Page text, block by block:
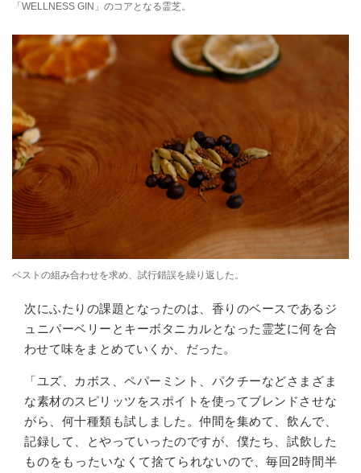
「WELLNESS GIN」のコアとなる霊芝。
ベストの組み合わせを求め、試行錯誤を繰り返した。
次にふたりの課題となったのは、香りのベースであるジ
ュニパーベリーとキーボタニカルとなった霊芝に何を合
わせて味をまとめていくか、だった。
「ユズ、カボス、ペパーミント、パクチーなどさまざま
な素材のスピリッツをスポイトを使ってブレンドさせな
がら、 何十種類も試しました。仲間を集めて、飲んで、
記録して、とやっていったのですが、僕たち、試飲した
ものをもったいなくて捨てられないので、毎回 2時間半